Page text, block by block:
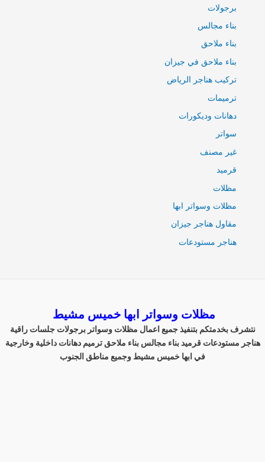
برجولات
بناء مجالس
بناء ملاحق
بناء ملاحق في جيزان
تركيب هناجر الرياض
ترميمات
دهانات وديكورات
سواتر
غير مصنف
قرميد
مظلات
مظلات وسواتر ابها
مقاول هناجر جيزان
هناجر مستودعات
مظلات وسواتر ابها خميس مشيط
نتشرف بخدمتكم بتنفيذ جميع اعمال مظلات وسواتر برجولات جلسات راقية
هناجر مستودعات قرميد بناء مجالس بناء ملاحق ترميم دهانات داخلية وخارجية
في ابها خميس مشيط وجميع مناطق الجنوب